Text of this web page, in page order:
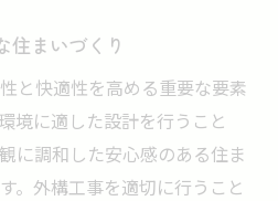
住まいづくり
と快適性を高める重要な要素
境に適した設計を行うこと
に調和した安心感のある住ま
。外構工事を適切に行うこと